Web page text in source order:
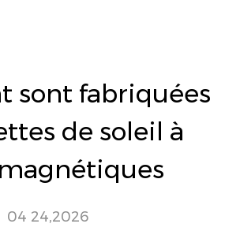
sont fabriquées
de soleil à
04 24,2026